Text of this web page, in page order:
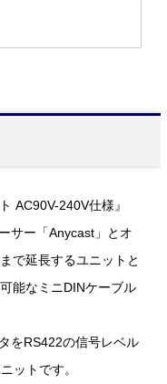
AC90V-240V仕様』
サー「Anycast」とオ
で延長するユニットと
能なミニDINケーブル
をRS422の信号レベル
ットです。